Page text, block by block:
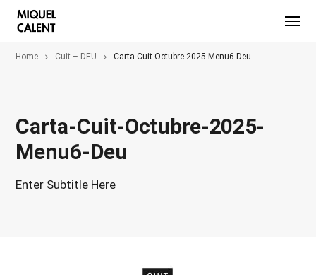
Home Cuit – DEU Carta-Cuit-Octubre-2025-Menu6-Deu
Carta-Cuit-Octubre-2025-
Menu6-Deu
Enter Subtitle Here